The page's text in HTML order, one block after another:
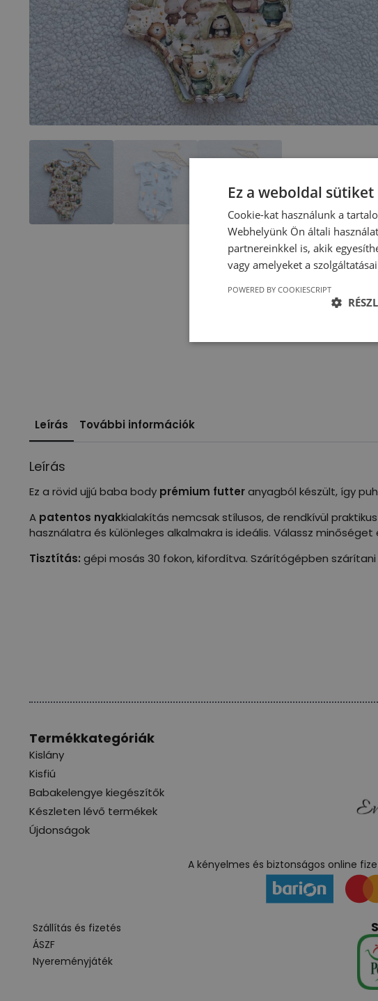
Leírás További információk
Leírás
Ez a rövid ujjú baba body prémium futteranyagból készült, így
A patentos nyakkialakítás nemcsak stílusos, de rendkívül
használatra és különleges alkalmakra is ideális. Válassz
Tisztítás: gépi mosás 30 fokon, kifordítva. Szárítógépben
Termékkategóriák
Kislány
Kisfiú
Babakelengye kiegészítők
Készleten lévő termékek
Újdonságok
A kényelmes és biztonságos online
Szállítás és fizetés
ÁSZF
Nyereményjáték
Ez a weboldal sütiket
Cookie-kat használunk a
Webhelyünk Ön általi
partnereinkkel is, akik
vagy amelyeket a
POWERED BY COOKIESCRIPT